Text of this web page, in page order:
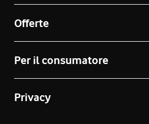
Offerte
Per il consumatore
Privacy